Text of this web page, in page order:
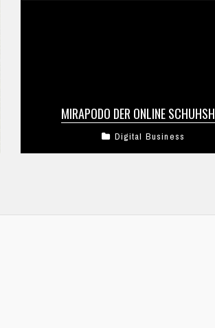
MIRAPODO DER ONLINE
Mirapodo ist ein junges Startup, dass
online vertreibt. Der offizielle
Digital Business